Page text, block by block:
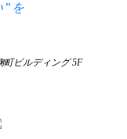
”を
町ビルディング 5F